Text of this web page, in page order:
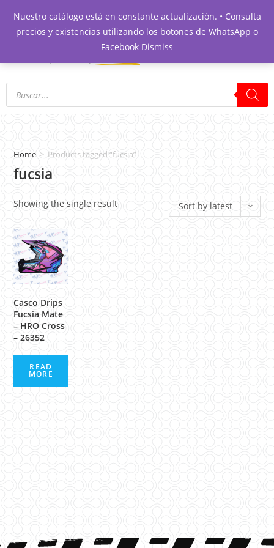
Home > Products tagged “fucsia”
fucsia
Showing the single result Sort by latest
Casco Drips
Fucsia Mate
– HRO Cross
– 26352
READ
MORE
Nuestro catálogo está en constante actualización. • Consulta
precios y existencias utilizando los botones de WhatsApp o
Facebook Dismiss